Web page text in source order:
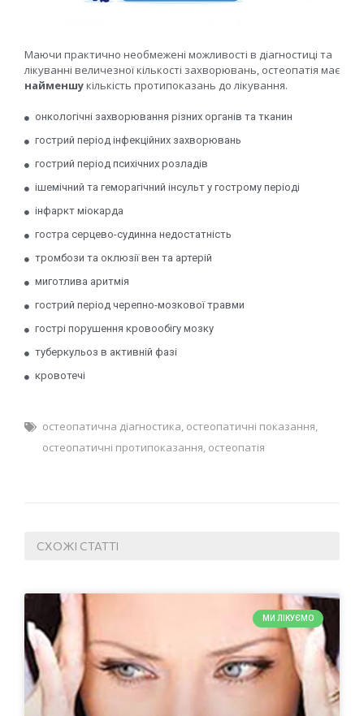
Маючи практично необмежені можливості в діагностиці та
лікуванні величезної кількості захворювань, остеопатія має
найменшукількість протипоказань до лікування.
онкологічні захворювання різних органів та тканин
гострий період інфекційних захворювань
гострий період психічних розладів
ішемічний та геморагічний інсульт у гострому періоді
інфаркт міокарда
гостра серцево-судинна недостатність
тромбози та оклюзії вен та артерій
миготлива аритмія
гострий період черепно-мозкової травми
гострі порушення кровообігу мозку
туберкульоз в активній фазі
кровотечі
остеопатична діагностика, остеопатичні показання,
остеопатичні протипоказання, остеопатія
СХОЖІ СТАТТІ
МИ ЛІКУЄМО